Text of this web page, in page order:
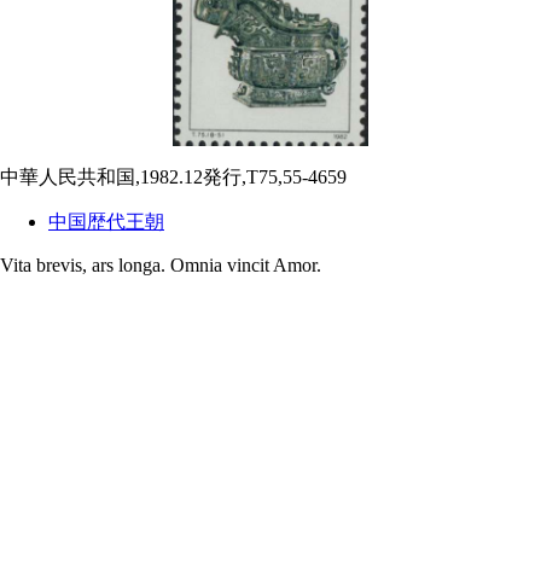
中華人民共和国,1982.12発行,T75,55-4659
中国歴代王朝
Vita brevis, ars longa. Omnia vincit Amor.